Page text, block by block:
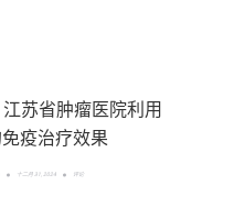
苏省肿瘤医院利用
疫治疗效果
十二月 31, 2024 评论